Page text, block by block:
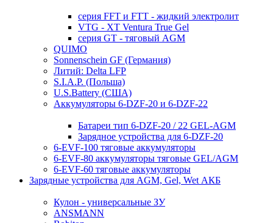
серия FFT и FTT - жидкий электролит
VTG - XT Ventura True Gel
серия GT - тяговый AGM
QUIMO
Sonnenschein GF (Германия)
Литий: Delta LFP
S.I.A.P. (Польша)
U.S.Battery (США)
Аккумуляторы 6-DZF-20 и 6-DZF-22
Батареи тип 6-DZF-20 / 22 GEL-AGM
Зарядное устройства для 6-DZF-20
6-EVF-100 тяговые аккумуляторы
6-EVF-80 аккумуляторы тяговые GEL/AGM
6-EVF-60 тяговые аккумуляторы
Зарядные устройства для AGM, Gel, Wet АКБ
Кулон - универсальные ЗУ
ANSMANN